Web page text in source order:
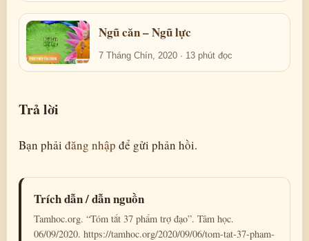
Ngũ căn – Ngũ lực
7 Tháng Chín, 2020 · 13 phút đọc
Trả lời
Bạn phải đăng nhập để gửi phản hồi.
Trích dẫn / dẫn nguồn
Tamhoc.org. “Tóm tắt 37 phẩm trợ đạo”. Tâm học.
06/09/2020. https://tamhoc.org/2020/09/06/tom-tat-37-pham-